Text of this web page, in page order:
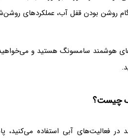
روشن بودن قفل آب، عملکردهای
هوشمند سامسونگ هستید و می‌خواهید
چیست؟
در فعالیت‌های آبی استفاده